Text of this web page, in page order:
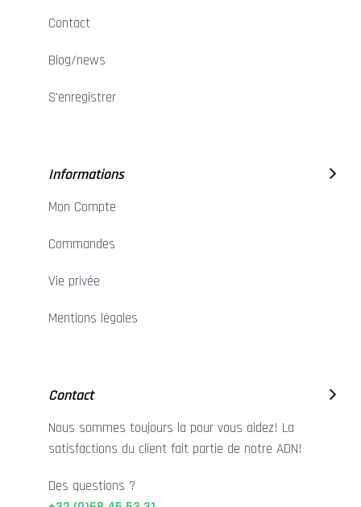
Contact
Blog/news
S'enregistrer
Informations
Mon Compte
Commandes
Vie privée
Mentions légales
Contact
Nous sommes toujours la pour vous aidez! La
satisfactions du client fait partie de notre ADN!
Des questions ?